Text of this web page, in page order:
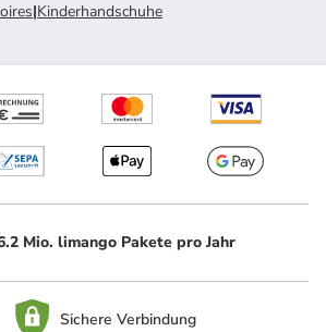
|Kinderhandschuhe
Mio. limango Pakete pro Jahr
Sichere Verbindung